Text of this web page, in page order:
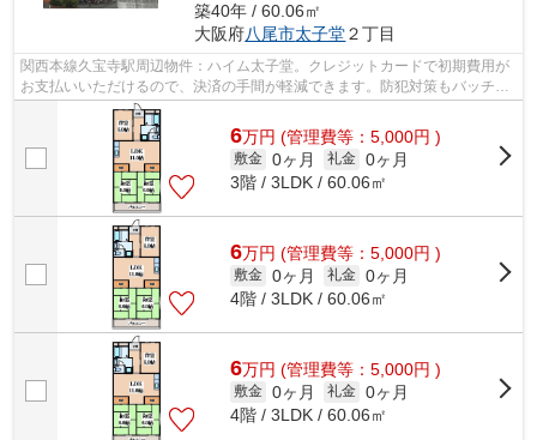
築40年 / 60.06㎡
大阪府八尾市太子堂２丁目
関西本線久宝寺駅周辺物件：ハイム太子堂。クレジットカードで初期費用が
お支払いいただけるので、決済の手間が軽減できます。防犯対策もバッチリ
なマンションタイプの物件です。徒歩1...
6万円 (管理費等：5,000円 )
敷金 0ヶ月 礼金 0ヶ月
3階 / 3LDK / 60.06㎡
6万円 (管理費等：5,000円 )
敷金 0ヶ月 礼金 0ヶ月
4階 / 3LDK / 60.06㎡
6万円 (管理費等：5,000円 )
敷金 0ヶ月 礼金 0ヶ月
4階 / 3LDK / 60.06㎡